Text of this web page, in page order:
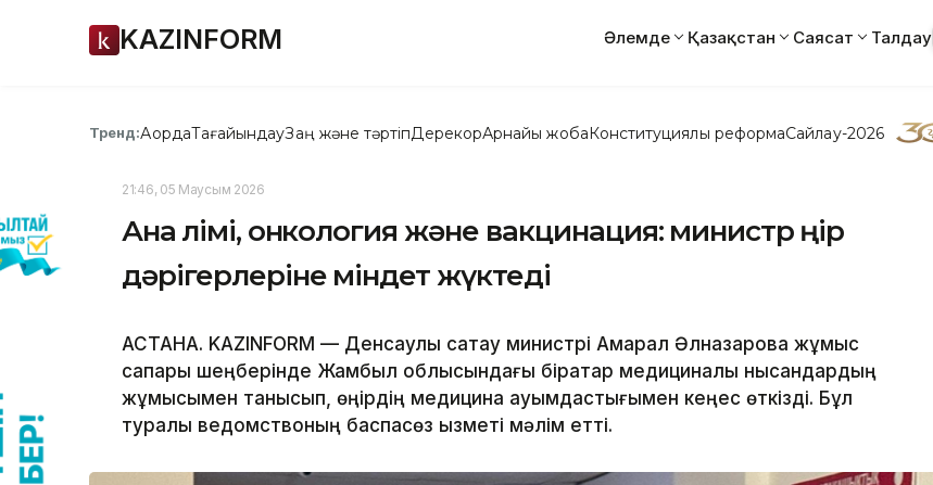
KAZINFORM Әлемде Қазақстан Саясат Талдау
Тренд:АқордаТағайындауЗаң және тәртіпДерекқорАрнайы жобаКонституциялық реформаСайлау-2026
21:46, 05 Маусым 2026
Ана өлімі, онкология және вакцинация: министр өңір
дәрігерлеріне міндет жүктеді
АСТАНА. KAZINFORM — Денсаулық сақтау министрі Ақмарал Әлназарова жұмыс
сапары шеңберінде Жамбыл облысындағы бірқатар медициналық нысандардың
жұмысымен танысып, өңірдің медицина қауымдастығымен кеңес өткізді. Бұл
туралы ведомствоның баспасөз қызметі мәлім етті.